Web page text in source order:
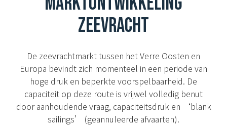
ZEEVRACHT
De zeevrachtmarkt tussen het Verre Oosten en
Europa bevindt zich momenteel in een periode van
hoge druk en beperkte voorspelbaarheid. De
capaciteit op deze route is vrijwel volledig benut
door aanhoudende vraag, capaciteitsdruk en ‘blank
sailings’ (geannuleerde afvaarten).